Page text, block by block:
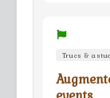
Trucs &